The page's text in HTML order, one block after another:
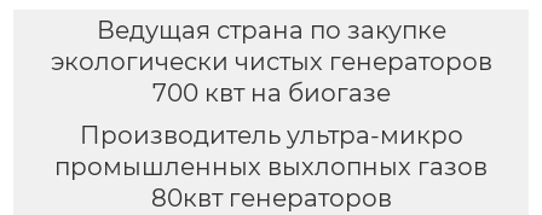
Ведущая страна по закупке
экологически чистых генераторов
700 квт на биогазе
Производитель ультра-микро
промышленных выхлопных газов
80квт генераторов